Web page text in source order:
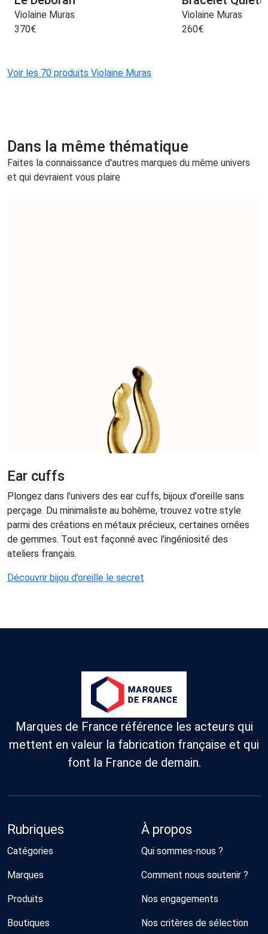
Violaine Muras
370€
Violaine Muras
260€
Voir les 70 produits Violaine Muras
Dans la même thématique
Faites la connaissance d'autres marques du même univers
et qui devraient vous plaire
Ear cuffs
Plongez dans l'univers des ear cuffs, bijoux d'oreille sans
perçage. Du minimaliste au bohème, trouvez votre style
parmi des créations en métaux précieux, certaines ornées
de gemmes. Tout est façonné avec l'ingéniosité des
ateliers français.
Découvrir bijou d’oreille le secret
Marques de France référence les acteurs qui
mettent en valeur la fabrication française et qui
font la France de demain.
Rubriques
Catégories
Marques
Produits
Boutiques
À propos
Qui sommes-nous ?
Comment nous soutenir ?
Nos engagements
Nos critères de sélection